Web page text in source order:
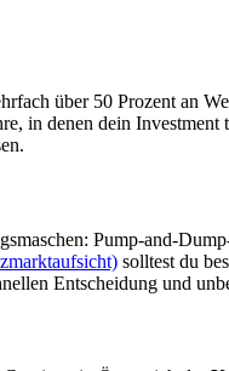
über 50 Prozent an
in denen dein
Pump-and-
solltest du
Entscheidung und